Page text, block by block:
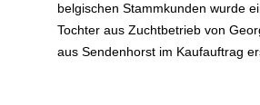
belgischen Stammkunden wurde
Tochter aus Zuchtbetrieb von
aus Sendenhorst im Kaufauftrag